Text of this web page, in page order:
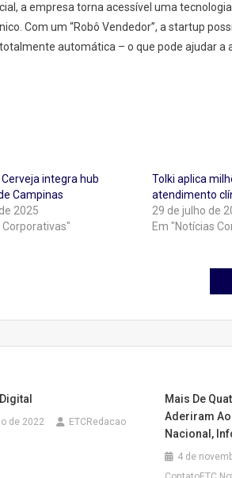
a empresa torna acessível uma
Com um “Robô Vendedor”, a startup
automática – o que pode ajudar a
integra hub
Campinas
2025
Corporativas"
Tolki aplica
atendimento
29 de julho de
Em "Notícias
de 2022 ETCRedacao
Mais De
Aderiram Ao
Nacional,
4 de